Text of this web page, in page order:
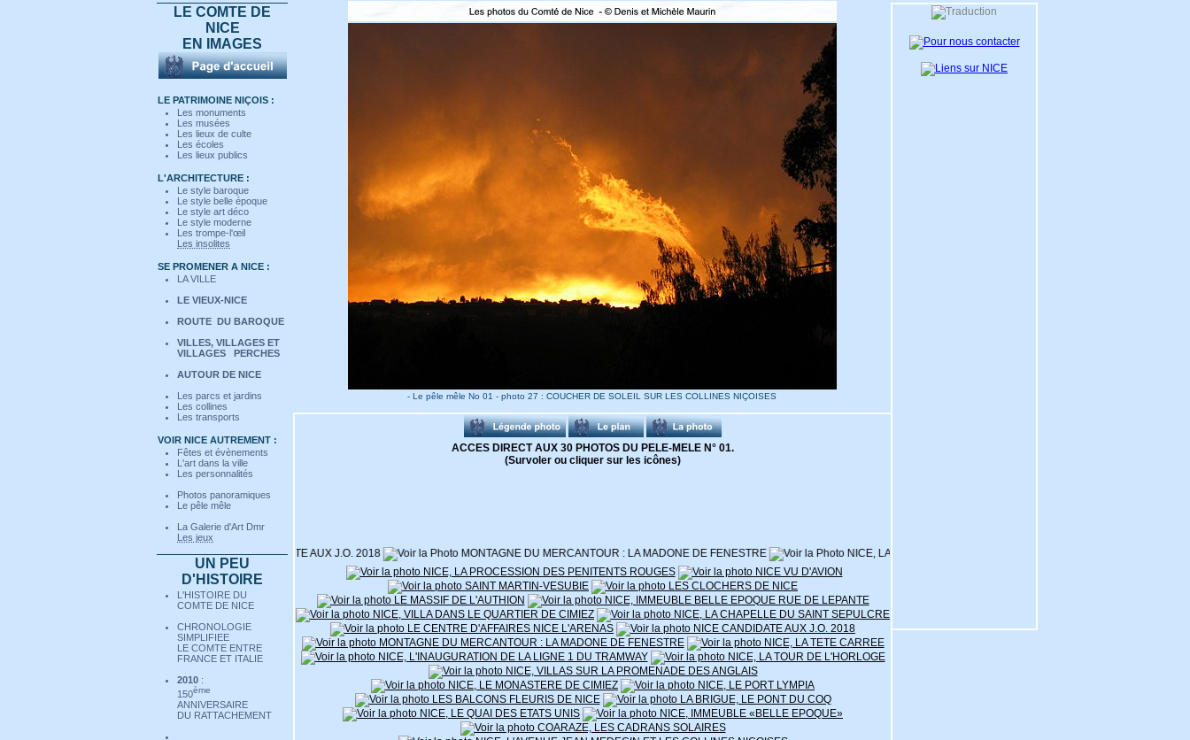
LE COMTE DE
NICE
EN IMAGES
LE PATRIMOINE NIÇOIS :
Les monuments
Les musées
Les lieux de culte
Les écoles
Les lieux publics
L'ARCHITECTURE :
Le style baroque
Le style belle époque
Le style art déco
Le style moderne
Les trompe-l'œil
Les insolites
SE PROMENER A NICE :
LA VILLE
LE VIEUX-NICE
ROUTE DU BAROQUE
VILLES, VILLAGES ET
VILLAGES PERCHES
AUTOUR DE NICE
Les parcs et jardins
Les collines
Les transports
VOIR NICE AUTREMENT :
Fêtes et évènements
L'art dans la ville
Les personnalités
Photos panoramiques
Le pêle mêle
La Galerie d'Art Dmr
Les jeux
UN PEU
D'HISTOIRE
L'HISTOIRE DU
COMTE DE NICE
CHRONOLOGIE
SIMPLIFIEE
LE COMTE ENTRE
FRANCE ET ITALIE
2010 :
150ème
ANNIVERSAIRE
DU RATTACHEMENT
- Le pêle mêle No 01 - photo 27 : COUCHER DE SOLEIL SUR LES COLLINES NIÇOISES
A propos de la photo 27 :
COUCHER DE SOLEIL SUR LES COLLINES NIÇOISES
ACCES DIRECT AUX 30 PHOTOS DU PELE-MELE N° 01.
(Survoler ou cliquer sur les icônes)